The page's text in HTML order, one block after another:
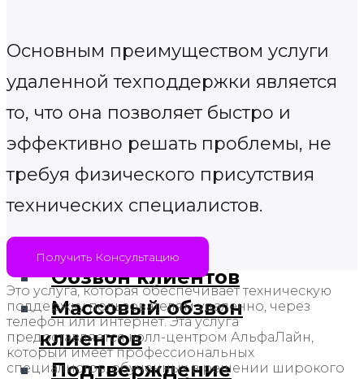
клиентов по
телефону
Автоматическое
информирование
клиентов
Отдел продаж на
Обзвон клиентов
Массовый обзвон
клиентов
Подтверждение
Основным преимуществом услуги
удаленной техподдержки является
то, что она позволяет быстро и
эффективно решать проблемы, не
требуя физического присутствия
технических специалистов.
Получить Консультацию
Это услуга, которая обеспечивает техническую
поддержку пользователям удаленно, через
телефон или интернет. Эта услуга
предоставляется колл-центром АльфаЛайн,
который имеет профессиональных
специалистов, обученных в решении широкого